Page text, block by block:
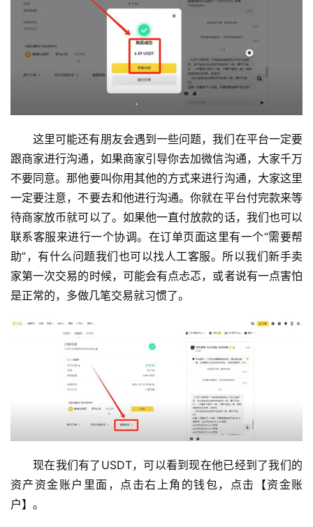
这里可能还有朋友会遇到一些问题，我们在平台一定要
跟商家进行沟通，如果商家引导你去加微信沟通，大家千万
不要同意。那他要叫你用其他的方式来进行沟通，大家这里
一定要注意，不要去和他进行沟通。你就在平台付完款来等
待商家放币就可以了。如果他一直付放款的话，我们也可以
联系客服来进行一个协调。在订单页面这里有一个“需要帮
助”，有什么问题我们也可以找人工客服。所以我们新手卖
家第一次交易的时候，可能会有点忐忑，或者说有一点害怕
是正常的，多做几笔交易就习惯了。
现在我们有了USDT，可以看到现在他已经到了我们的
资产资金账户里面，点击右上角的钱包，点击【资金账
户】。